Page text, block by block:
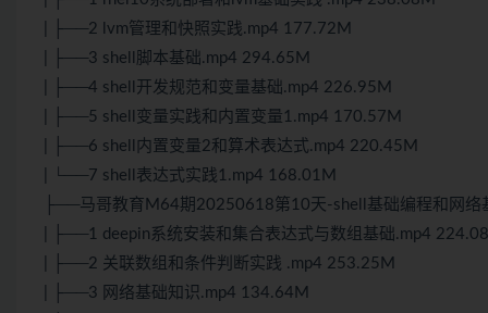
| ├──2 lvm管理和快照实践.mp4 177.72M
| ├──3 shell脚本基础.mp4 294.65M
| ├──4 shell开发规范和变量基础.mp4 226.95M
| ├──5 shell变量实践和内置变量1.mp4 170.57M
| ├──6 shell内置变量2和算术表达式.mp4 220.45M
| └──7 shell表达式实践1.mp4 168.01M
├──马哥教育M64期20250618第10天-shell基础编程和网络
| ├──1 deepin系统安装和集合表达式与数组基础.mp4
| ├──2 关联数组和条件判断实践 .mp4 253.25M
| ├──3 网络基础知识.mp4 134.64M